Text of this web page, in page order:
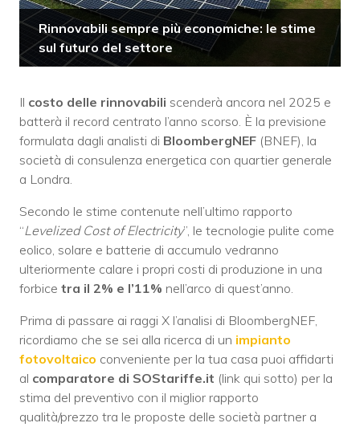
Rinnovabili sempre più economiche: le stime
sul futuro del settore
Il costo delle rinnovabili scenderà ancora nel 2025 e
batterà il record centrato l’anno scorso. È la previsione
formulata dagli analisti di BloombergNEF (BNEF), la
società di consulenza energetica con quartier generale
a Londra.
Secondo le stime contenute nell’ultimo rapporto
“Levelized Cost of Electricity”, le tecnologie pulite come
eolico, solare e batterie di accumulo vedranno
ulteriormente calare i propri costi di produzione in una
forbice tra il 2% e l’11% nell’arco di quest’anno.
Prima di passare ai raggi X l’analisi di BloombergNEF,
ricordiamo che se sei alla ricerca di un impianto
fotovoltaico conveniente per la tua casa puoi affidarti
al comparatore di SOStariffe.it (link qui sotto) per la
stima del preventivo con il miglior rapporto
qualità/prezzo tra le proposte delle società partner a